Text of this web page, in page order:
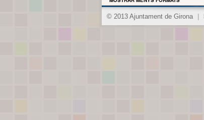
© 2013 Ajuntament de Girona